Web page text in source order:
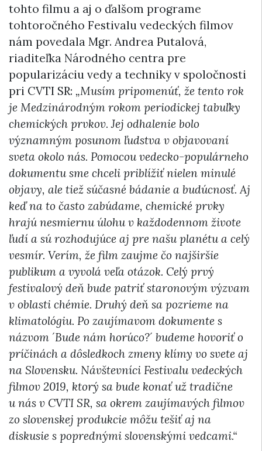
tohto filmu a aj o ďalšom programe
tohtoročného Festivalu vedeckých filmov
nám povedala Mgr. Andrea Putalová,
riaditeľka Národného centra pre
popularizáciu vedy a techniky v spoločnosti
pri CVTI SR: „Musím pripomenúť, že tento rok
je Medzinárodným rokom periodickej tabuľky
chemických prvkov. Jej odhalenie bolo
významným posunom ľudstva v objavovaní
sveta okolo nás. Pomocou vedecko-populárneho
dokumentu sme chceli priblížiť nielen minulé
objavy, ale tiež súčasné bádanie a budúcnosť. Aj
keď na to často zabúdame, chemické prvky
hrajú nesmiernu úlohu v každodennom živote
ľudí a sú rozhodujúce aj pre našu planétu a celý
vesmír. Verím, že film zaujme čo najširšie
publikum a vyvolá veľa otázok. Celý prvý
festivalový deň bude patriť staronovým výzvam
v oblasti chémie. Druhý deň sa pozrieme na
klimatológiu. Po zaujímavom dokumente s
názvom ´Bude nám horúco?´ budeme hovoriť o
príčinách a dôsledkoch zmeny klímy vo svete aj
na Slovensku. Návštevníci Festivalu vedeckých
filmov 2019, ktorý sa bude konať už tradične
u nás v CVTI SR, sa okrem zaujímavých filmov
zo slovenskej produkcie môžu tešiť aj na
diskusie s poprednými slovenskými vedcami.“